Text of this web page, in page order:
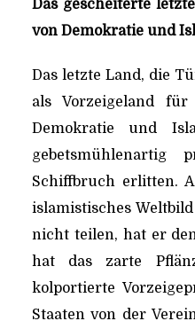
Das gescheiterte
von Demokratie und
Das letzte Land, die
als Vorzeigeland
Demokratie und
gebetsmühlenartig
Schiffbruch erlitten.
islamistisches
nicht teilen, hat er
hat das zarte
kolportierte
Staaten von der